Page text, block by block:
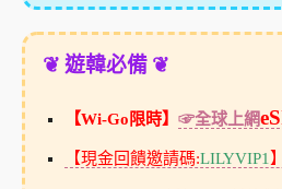
❦ 遊韓必備 ❦
【Wi-Go限時】 ☞全球上網
【現金回饋邀請碼:LILYVIP1 】